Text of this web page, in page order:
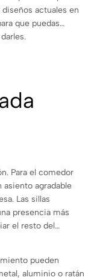
actuales en
que puedas
Para el comedor
agradable
Las sillas
presencia más
el resto del
pueden
aluminio o ratán